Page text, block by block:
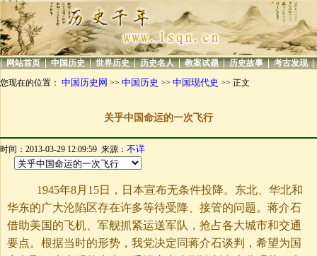
| 网站首页 | 中国历史 | 世界历史 | 历史名人 | 教案试题 | 历史故事 | 考古发现 |
您现在的位置： 中国历史网 >> 中国历史 >> 中国现代史 >> 正文
关乎中国命运的一次飞行
时间：2013-03-29 12:09:59 来源： 不详
1945年8月15日，日本宣布无条件投降。东北、华北和
华东的广大沦陷区存在许多等待受降、接管的问题。蒋介石
借助美国的飞机、军舰抓紧运送军队，抢占各大城市和交通
要点。根据当时的形势，我党决定同蒋介石谈判，希望为国